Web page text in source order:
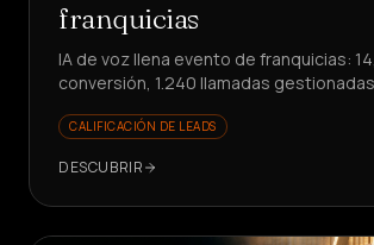
franquicias
IA de voz llena evento de franquicias:
conversión, 1.240 llamadas
CALIFICACIÓN DE LEADS
DESCUBRIR